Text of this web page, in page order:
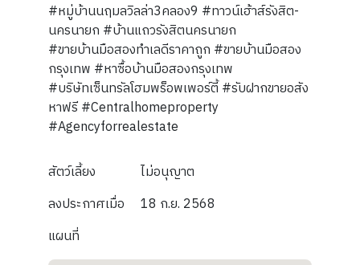
#หมู่บ้านนฤมลวิลล่า3คลอง9 #ทาวน์เฮ้าส์รังสิต-
นครนายก #บ้านแถวรังสิตนครนายก
#ขายบ้านมือสองทำเลดีราคาถูก #ขายบ้านมือสอง
กรุงเทพ #หาซื้อบ้านมือสองกรุงเทพ
#บริษัทเซ็นทรัลโฮมพร็อพเพอร์ตี้ #รับฝากขายอสัง
หาฟรี #Centralhomeproperty
#Agencyforrealestate
สัตว์เลี้ยง
ไม่อนุญาต
ลงประกาศเมื่อ
18 ก.ย. 2568
แผนที่